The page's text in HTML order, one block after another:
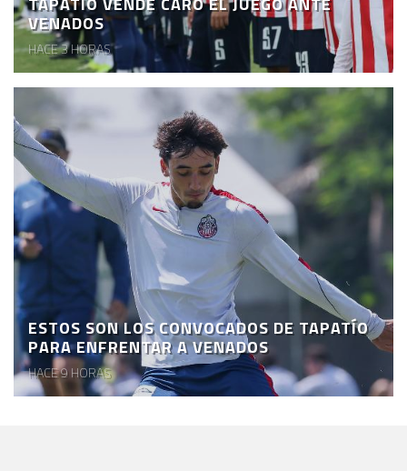
VENADOS
HACE 3 HORAS
ESTOS SON LOS CONVOCADOS DE TAPATÍO
PARA ENFRENTAR A VENADOS
HACE 9 HORAS